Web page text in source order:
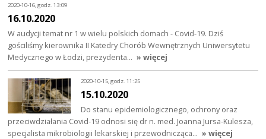
2020-10-16, godz. 13:09
16.10.2020
W audycji temat nr 1 w wielu polskich domach - Covid-19. Dziś
gościliśmy kierownika II Katedry Chorób Wewnętrznych Uniwersytetu
Medycznego w Łodzi, prezydenta… » więcej
2020-10-15, godz. 11:25
15.10.2020
Do stanu epidemiologicznego, ochrony oraz
przeciwdziałania Covid-19 odnosi się dr n. med. Joanna Jursa-Kulesza,
specjalista mikrobiologii lekarskiej i przewodnicząca… » więcej